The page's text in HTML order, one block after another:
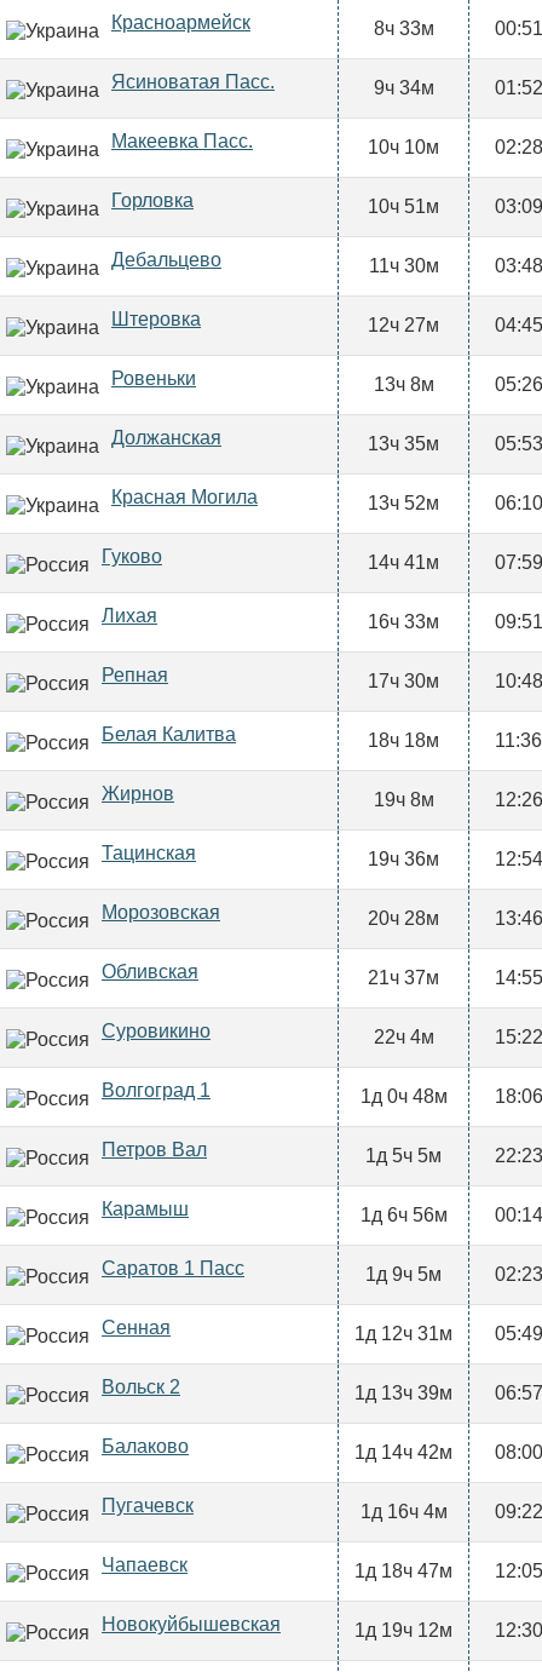
Красноармейск 8ч 33м 00:51
Ясиноватая Пасс. 9ч 34м 01:52
Макеевка Пасс. 10ч 10м 02:28
Горловка 10ч 51м 03:09
Дебальцево 11ч 30м 03:48
Штеровка 12ч 27м 04:45
Ровеньки 13ч 8м 05:26
Должанская 13ч 35м 05:53
Красная Могила 13ч 52м 06:10
Гуково 14ч 41м 07:59
Лихая 16ч 33м 09:51
Репная 17ч 30м 10:48
Белая Калитва 18ч 18м 11:36
Жирнов 19ч 8м 12:26
Тацинская 19ч 36м 12:54
Морозовская 20ч 28м 13:46
Обливская 21ч 37м 14:55
Суровикино 22ч 4м 15:22
Волгоград 1 1д 0ч 48м 18:06
Петров Вал 1д 5ч 5м 22:23
Карамыш 1д 6ч 56м 00:14
Саратов 1 Пасс 1д 9ч 5м 02:23
Сенная 1д 12ч 31м 05:49
Вольск 2 1д 13ч 39м 06:57
Балаково 1д 14ч 42м 08:00
Пугачевск 1д 16ч 4м 09:22
Чапаевск 1д 18ч 47м 12:05
Новокуйбышевская 1д 19ч 12м 12:30